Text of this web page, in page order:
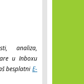
analiza,
u Inboxu
besplatni E-